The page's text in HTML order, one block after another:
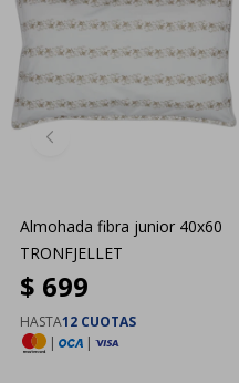
Almohada fibra junior 40x60
TRONFJELLET
$ 699
HASTA12 CUOTAS
|
|